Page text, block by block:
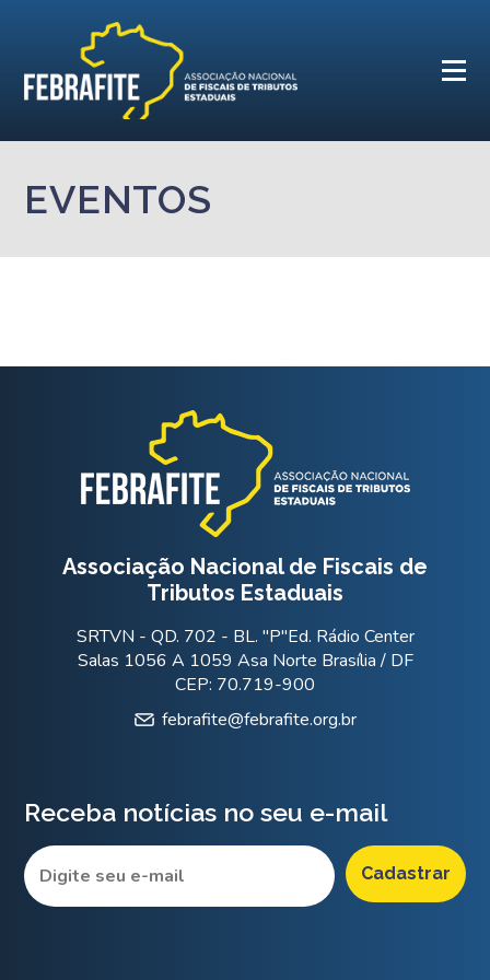
EVENTOS
Associação Nacional de Fiscais de
Tributos Estaduais
SRTVN - QD. 702 - BL. "P"Ed. Rádio Center
Salas 1056 A 1059 Asa Norte Brasília / DF
CEP: 70.719-900
febrafite@febrafite.org.br
Receba notícias no seu e-mail